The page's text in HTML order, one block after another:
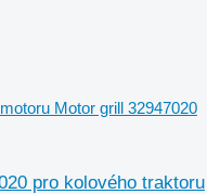
Motor grill 32947020
pro kolového traktoru